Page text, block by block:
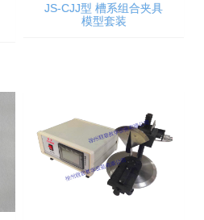
JS-CJJ型 槽系组合夹具
模型套装